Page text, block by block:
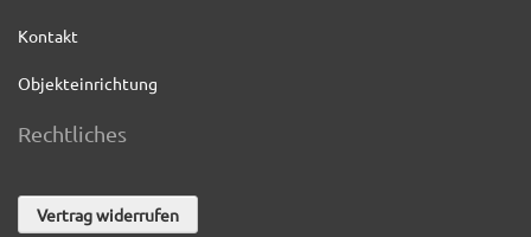
Kontakt
Objekteinrichtung
Rechtliches
Vertrag widerrufen